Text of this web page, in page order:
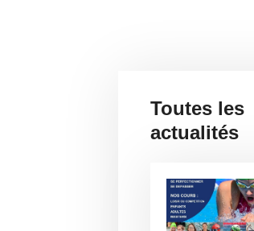
Toutes les
actualités